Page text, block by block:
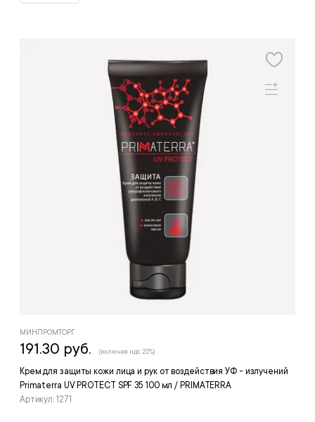
Крем для защиты кожи лица и рук от воздействия УФ - излучений
Primaterra UV PROTECT SPF 35 100 мл / PRIMATERRA
Артикул: 1271
МИНПРОМТОРГ
191.30 руб. (включая ндс 22%)